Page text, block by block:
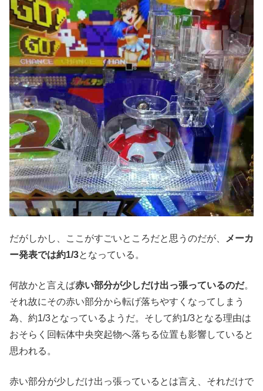
だがしかし、ここがすごいところだと思うのだが、
メーカ
ー発表では約1/3となっている。
何故かと言えば赤い部分が少しだけ出っ張っているのだ。
それ故にその赤い部分から転げ落ちやすくなってしまう
為、約1/3となっているようだ。そして約1/3となる理由は
おそらく回転体中央突起物へ落ちる位置も影響していると
思われる。
赤い部分が少しだけ出っ張っているとは言え、それだけで